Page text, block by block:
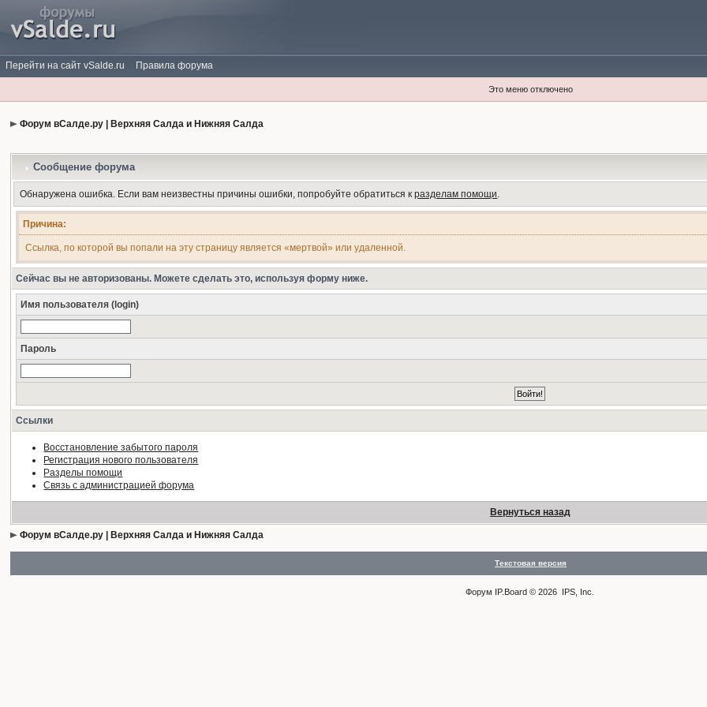
Перейти на сайт vSalde.ru Правила форума
Это меню отключено
Форум вСалде.ру | Верхняя Салда и Нижняя Салда
Сообщение форума
Обнаружена ошибка. Если вам неизвестны причины ошибки, попробуйте обратиться кразделам помощи.
Причина:
Ссылка, по которой вы попали на эту страницу является «мертвой» или удаленной.
Сейчас вы не авторизованы. Можете сделать это, используя форму ниже.
Имя пользователя (login)
Пароль
Ссылки
Восстановление забытого пароля
Регистрация нового пользователя
Разделы помощи
Связь с администрацией форума
Вернуться назад
Форум вСалде.ру | Верхняя Салда и Нижняя Салда
Текстовая версия
Форум IP.Board © 2026 IPS, Inc